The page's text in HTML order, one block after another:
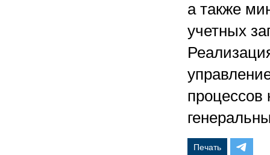
а также
учетных
Печать